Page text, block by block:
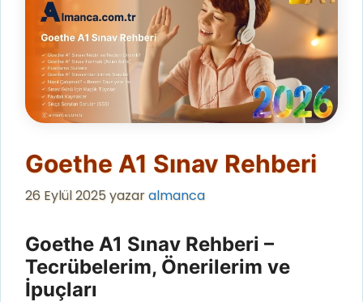
Goethe A1 Sınav Rehberi
26 Eylül 2025yazaralmanca
Goethe A1 Sınav Rehberi –
Tecrübelerim, Önerilerim ve
İpuçları